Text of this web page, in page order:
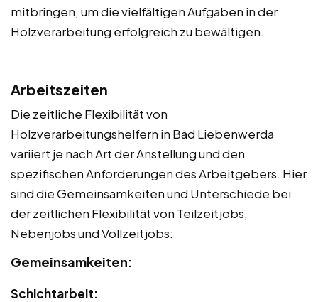
mitbringen, um die vielfältigen Aufgaben in der
Holzverarbeitung erfolgreich zu bewältigen.
Arbeitszeiten
Die zeitliche Flexibilität von
Holzverarbeitungshelfern in Bad Liebenwerda
variiert je nach Art der Anstellung und den
spezifischen Anforderungen des Arbeitgebers. Hier
sind die Gemeinsamkeiten und Unterschiede bei
der zeitlichen Flexibilität von Teilzeitjobs,
Nebenjobs und Vollzeitjobs:
Gemeinsamkeiten:
Schichtarbeit: